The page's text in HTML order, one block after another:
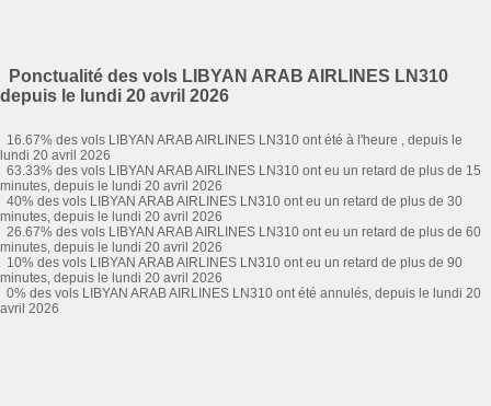
Ponctualité des vols LIBYAN ARAB AIRLINES LN310
depuis le lundi 20 avril 2026
16.67% des vols LIBYAN ARAB AIRLINES LN310 ont été à l'heure , depuis le
lundi 20 avril 2026
63.33% des vols LIBYAN ARAB AIRLINES LN310 ont eu un retard de plus de 15
minutes, depuis le lundi 20 avril 2026
40% des vols LIBYAN ARAB AIRLINES LN310 ont eu un retard de plus de 30
minutes, depuis le lundi 20 avril 2026
26.67% des vols LIBYAN ARAB AIRLINES LN310 ont eu un retard de plus de 60
minutes, depuis le lundi 20 avril 2026
10% des vols LIBYAN ARAB AIRLINES LN310 ont eu un retard de plus de 90
minutes, depuis le lundi 20 avril 2026
0% des vols LIBYAN ARAB AIRLINES LN310 ont été annulés, depuis le lundi 20
avril 2026